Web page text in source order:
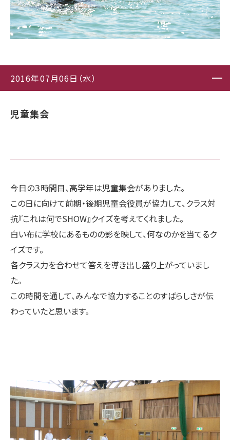
2016年07月06日（水）
児童集会
今日の３時間目、高学年は児童集会がありました。
この日に向けて前期・後期児童会役員が協力して、クラス対
抗『これは何でSHOW』クイズを考えてくれました。
白い布に学校にあるものの影を映して、何なのかを当てるク
イズです。
各クラス力を合わせて答えを導き出し盛り上がっていまし
た。
この時間を通して、みんなで協力することのすばらしさが伝
わっていたと思います。